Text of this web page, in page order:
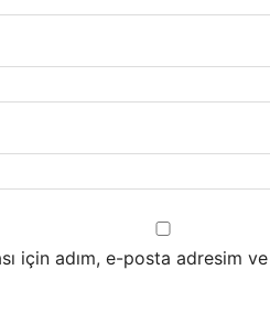
için adım, e-posta adresim